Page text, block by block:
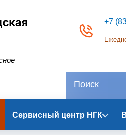
+7
Сервисный центр НГК